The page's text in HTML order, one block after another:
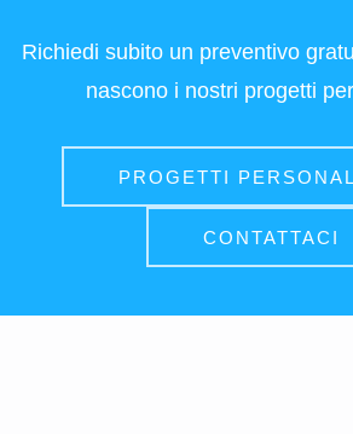
Richiedi subito un preventivo
nascono i nostri progetti
PROGETTI
CONTATTACI